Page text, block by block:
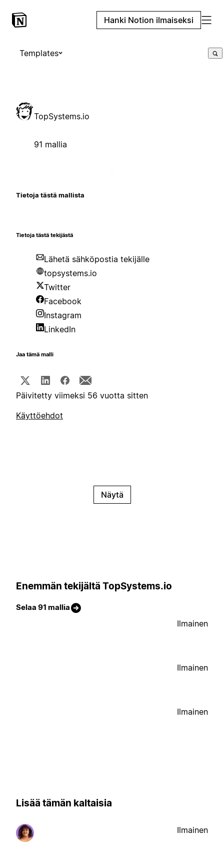
Hanki Notion ilmaiseksi
Templates
TopSystems.io
91 mallia
Tietoja tästä mallista
Tietoja tästä tekijästä
Lähetä sähköpostia tekijälle
topsystems.io
Twitter
Facebook
Instagram
LinkedIn
Jaa tämä malli
Päivitetty viimeksi 56 vuotta sitten
Käyttöehdot
Näytä
Enemmän tekijältä TopSystems.io
Selaa 91 mallia
Ilmainen
Ilmainen
Ilmainen
Lisää tämän kaltaisia
Ilmainen